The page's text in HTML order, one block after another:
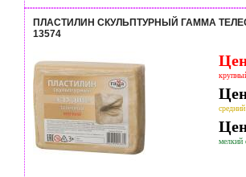
ПЛАСТИЛИН СКУЛЬПТУРНЫЙ ГАММА
13574
мелкий